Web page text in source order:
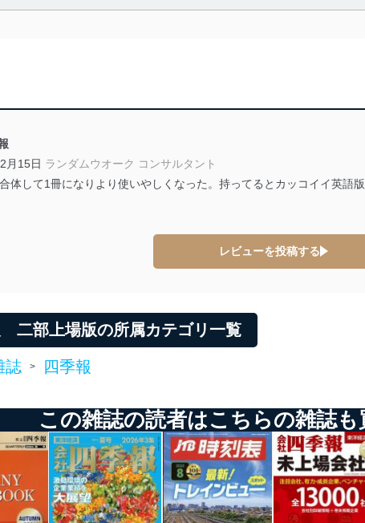
人情報の取得・利用・提供に際して、その利用目的を明確にし、本人
他の規範を常に適合させます。
全管理措置
人情報の正確性及び安全性を確保するために、下記セキュリティ対策
データを取り扱うことのできる機器及び当該機器を取り扱う従業者を
者の識別と認証
標準装備されているユーザー制御機能（ユーザーアカウント制御）に
の不正アクセス等の防止
ータを取り扱う機器等にセキュリティ対策ソフトウェア等を導入し
ています。
テムの使用に伴う漏洩等の防止
等により個人データの含まれるファイルを送信する場合に、当該ファ
護マネジメントシステムの継続的改善
月15日 ランダムウオーク コンサルタント
体して1冊になりより使いやしくなった。持ってるとカッコイイ英語
レビューを投稿する
二部上場版の所属カテゴリ一覧
誌 > 四季報
この雑誌の読者はこちらの雑誌も